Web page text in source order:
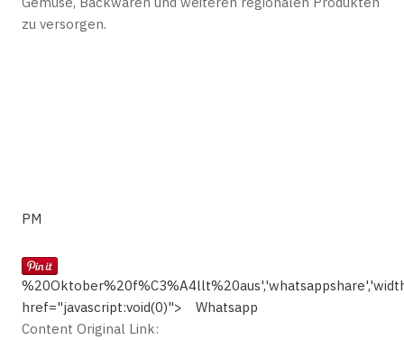
zu versorgen.
PM
href="javascript:void(0)">
Whatsapp
Content Original Link: